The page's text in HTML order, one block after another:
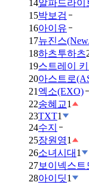
14알파드라
15박보검
16아이유
17뉴진스
18하츠투하츠
19스트레이
20아스트로
21 엑소(EXO)
22송혜교1
23TXT1
24수지
25장원영1
26소녀시대 1
27보이넥스
28아이딧1